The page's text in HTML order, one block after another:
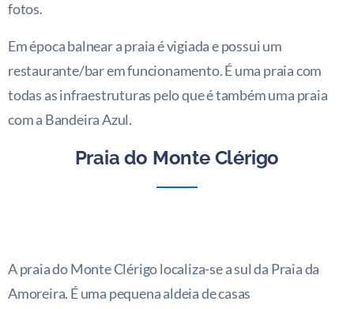
fotos.
Em época balnear a praia é vigiada e possui um
restaurante/bar em funcionamento. É uma praia com
todas as infraestruturas pelo que é também uma praia
com a Bandeira Azul.
Praia do Monte Clérigo
A praia do Monte Clérigo localiza-se a sul da Praia da
Amoreira. É uma pequena aldeia de casas